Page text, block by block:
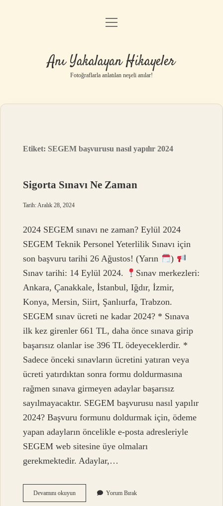
Anasayfa
Yasal Uyarı
menüyü
Anı Yakalayan Hikayeler
Fotoğraflarla anlatılan neşeli anılar!
Etiket: SEGEM başvurusu nasıl yapılır 2024
Sigorta Sınavı Ne Zaman
Tarih: Aralık 28, 2024
2024 SEGEM sınavı ne zaman? Eylül 2024
SEGEM Teknik Personel Yeterlilik Sınavı için
son başvuru tarihi 26 Ağustos! (Yarın
)
Sınav tarihi: 14 Eylül 2024.
Sınav merkezleri:
Ankara, Çanakkale, İstanbul, Iğdır, İzmir,
Konya, Mersin, Siirt, Şanlıurfa, Trabzon.
SEGEM sınav ücreti ne kadar 2024? * Sınava
ilk kez girenler 661 TL, daha önce sınava girip
başarısız olanlar ise 396 TL ödeyeceklerdir. *
Sadece önceki sınavların ücretini yatıran veya
ücreti yatırdıktan sonra formu doldurmasına
rağmen sınava girmeyen adaylar başarısız
sayılmayacaktır. SEGEM başvurusu nasıl yapılır
2024? Başvuru formunu doldurmak için, ödeme
yapan adayların öncelikle e-posta adresleriyle
SEGEM web sitesine üye olmaları
gerekmektedir. Adaylar,…
Devamını okuyunSigorta
Sınavı
Yorum Bırak